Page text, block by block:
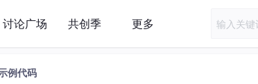
讨论广场 共创季 更多
例代码